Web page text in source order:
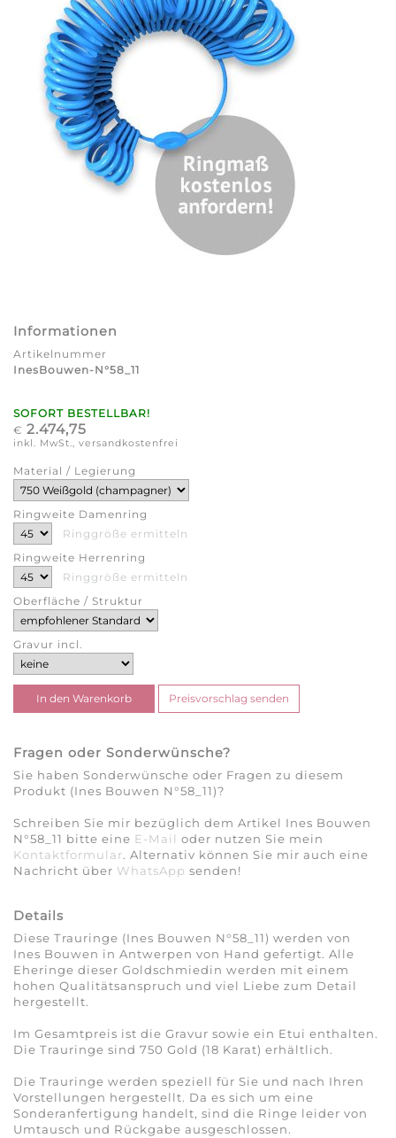
Informationen
Artikelnummer
InesBouwen-N°58_11
SOFORT BESTELLBAR!
€ 2.474,75
inkl. MwSt., versandkostenfrei
Material / Legierung
Ringweite Damenring
Ringgröße ermitteln
Ringweite Herrenring
Ringgröße ermitteln
Oberfläche / Struktur
Gravur incl.
Fragen oder Sonderwünsche?
Sie haben Sonderwünsche oder Fragen zu diesem
Produkt (Ines Bouwen N°58_11)?
Schreiben Sie mir bezüglich dem Artikel Ines Bouwen
N°58_11 bitte eine E-Mail oder nutzen Sie mein
Kontaktformular. Alternativ können Sie mir auch eine
Nachricht über WhatsApp senden!
Details
Diese Trauringe (Ines Bouwen N°58_11) werden von
Ines Bouwen in Antwerpen von Hand gefertigt. Alle
Eheringe dieser Goldschmiedin werden mit einem
hohen Qualitätsanspruch und viel Liebe zum Detail
hergestellt.
Im Gesamtpreis ist die Gravur sowie ein Etui enthalten.
Die Trauringe sind 750 Gold (18 Karat) erhältlich.
Die Trauringe werden speziell für Sie und nach Ihren
Vorstellungen hergestellt. Da es sich um eine
Sonderanfertigung handelt, sind die Ringe leider von
Umtausch und Rückgabe ausgeschlossen.